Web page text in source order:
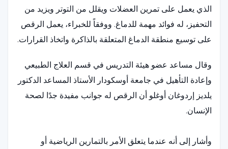
الذي يعمل على تمرين العضلات ويقلل من التوتر ويزيد من
التحفيز، له فوائد مهمة للدماغ. ووفقاً للخبراء، يعمل الرقص
على توسيع منطقة الدماغ المتعلقة بالذاكرة واتخاذ القرارات.
وقال مساعد عضو هيئة التدريس في قسم العلاج الطبيعي
وإعادة التأهيل في جامعة أوسكودار الأستاذ المساعد الدكتور
يلديز إردوغان أوغلو أن الرقص له جوانب مفيدة جدًا لصحة
الإنسان.
وأشار إلى أنه عندما يتعلق الأمر بالتمارين الرياضية أو